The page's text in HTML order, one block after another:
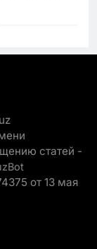
статей -
от 13 мая